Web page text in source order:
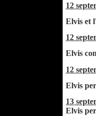
12
Elvis et
12
Elvis
12
Elvis
13
Elvis